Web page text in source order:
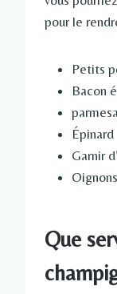
pour le
Petits
Bacon
Épinard
Garnir
Que